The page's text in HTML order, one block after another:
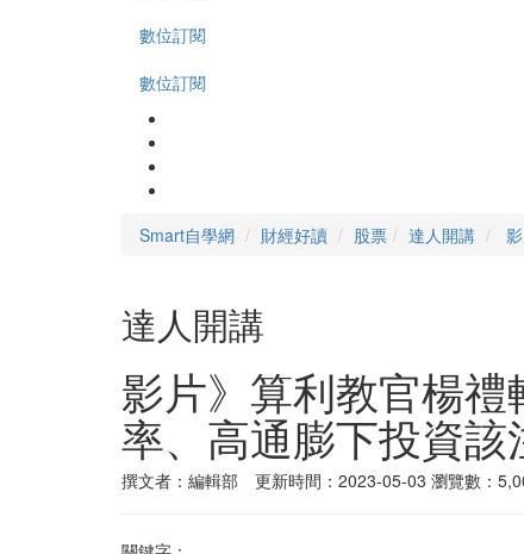
數位訂閱
數位訂閱
Smart自學網 財經好讀 股票 達人開講
達人開講
影片》算利教官楊
率、高通膨下投資該
撰文者：編輯部 更新時間：2023-05-03 瀏覽數：